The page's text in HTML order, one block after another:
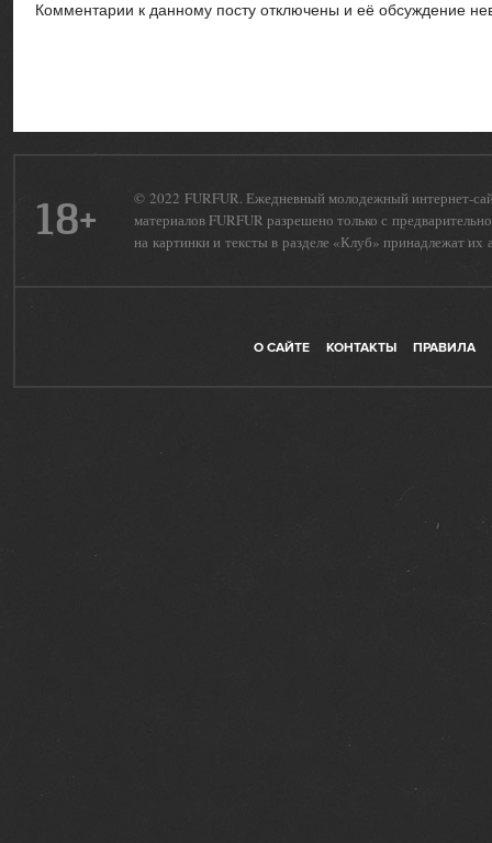
Комментарии к данному посту отключены и её обсуждение
18+
© 2022 FURFUR. Ежедневный молодежный интернет-
материалов FURFUR разрешено только с
на картинки и тексты в разделе «Клуб» принадлежат их
О САЙТЕ КОНТАКТЫ ПРАВИЛА